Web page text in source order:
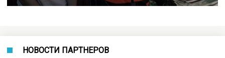
НОВОСТИ ПАРТНЕРОВ